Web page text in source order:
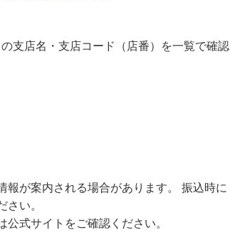
支店名・支店コード（店番）を一覧で確認
報が案内される場合があります。 振込時に
い。
式サイトをご確認ください。